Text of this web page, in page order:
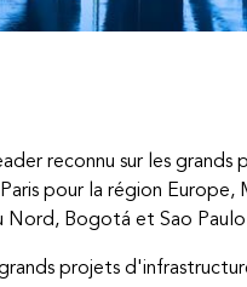
reconnu sur les
pour la région
Nord, Bogotá et Sao
projets